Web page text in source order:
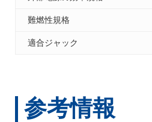
難燃性規格
適合ジャック
参考情報